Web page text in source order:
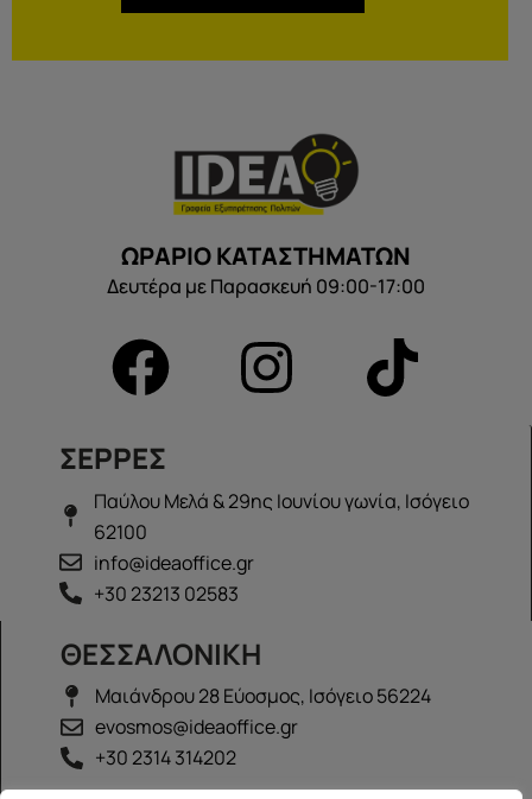
ΩΡΑΡΙΟ ΚΑΤΑΣΤΗΜΑΤΩΝ
Δευτέρα με Παρασκευή 09:00-17:00
ΣΕΡΡΕΣ
Παύλου Μελά & 29ης Ιουνίου γωνία, Ισόγειο
62100
info@ideaoffice.gr
+30 23213 02583
ΘΕΣΣΑΛΟΝΙΚΗ
Μαιάνδρου 28 Εύοσμος, Ισόγειο 56224
evosmos@ideaoffice.gr
+30 2314 314202